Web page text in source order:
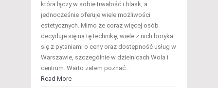
która łączy w sobie trwałość i blask, a
jednocześnie oferuje wiele możliwości
estetycznych. Mimo że coraz więcej osób
decyduje się na tę technikę, wiele z nich boryka
się z pytaniami o ceny oraz dostępność usług w
Warszawie, szczególnie w dzielnicach Wola i
centrum. Warto zatem poznać…
Read More